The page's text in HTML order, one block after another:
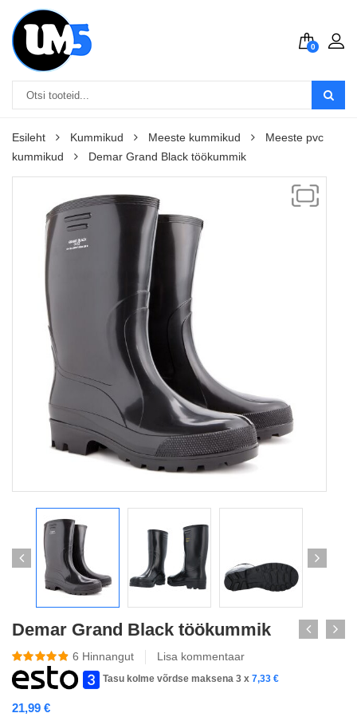
0
Esileht Kummikud Meeste kummikud
Meeste pvc
kummikud
Demar Grand Black töökummik
Demar Grand Black töökummik
6 Hinnangut Lisa kommentaar
Tasu kolme võrdse maksena 3 x 7,33 €
21,99 €